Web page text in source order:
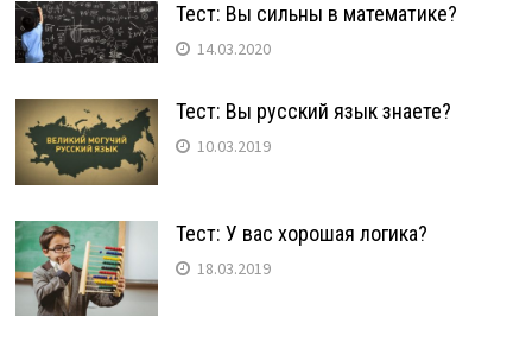
Тест: Вы сильны в математике?
14.03.2020
Тест: Вы русский язык знаете?
10.03.2019
Тест: У вас хорошая логика?
18.03.2019